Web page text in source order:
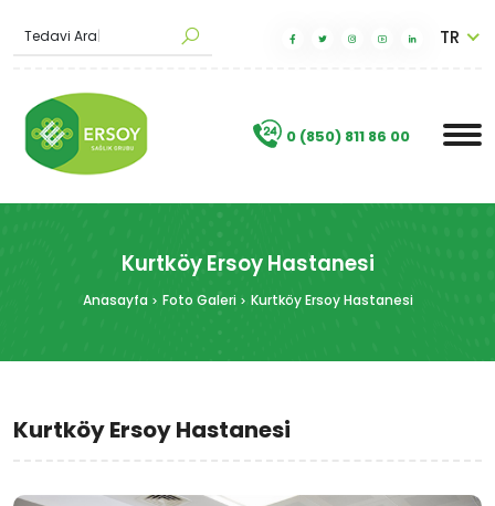
0 (850) 811 86 00
.
T| TR
Kurtköy Ersoy Hastanesi
Anasayfa Foto Galeri Kurtköy Ersoy Hastanesi
Kurtköy Ersoy Hastanesi